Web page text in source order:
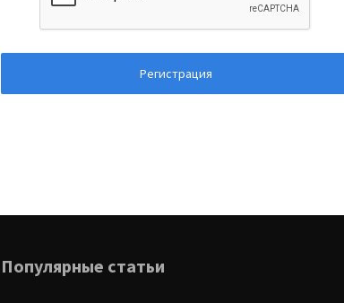
Регистрация
Популярные статьи